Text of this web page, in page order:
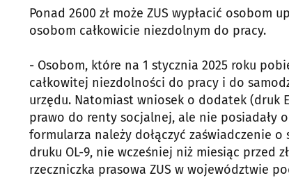
Ponad 2600 zł może ZUS wypłacić
osobom całkowicie niezdolnym do pracy.
- Osobom, które na 1 stycznia 2025 roku
całkowitej niezdolności do pracy i do
urzędu. Natomiast wniosek o dodatek (druk
prawo do renty socjalnej, ale nie posiadały
formularza należy dołączyć zaświadczenie
druku OL-9, nie wcześniej niż miesiąc przed
rzeczniczka prasowa ZUS w województwie